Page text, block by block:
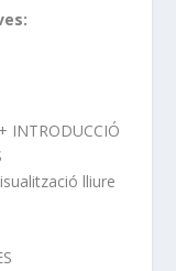
INTRODUCCIÓ
lliure